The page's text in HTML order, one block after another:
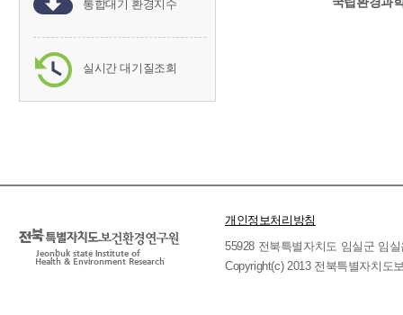
통합대기 환경지수
실시간 대기질조회
개인정보처리방침
55928 전북특별자치도 임실군 임
Copyright(c) 2013 전북특별자치도